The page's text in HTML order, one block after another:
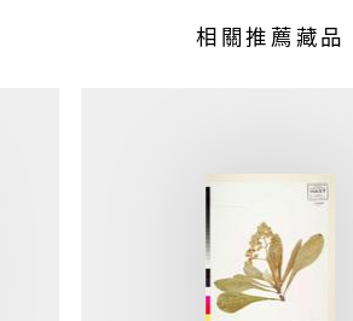
相關推薦藏品